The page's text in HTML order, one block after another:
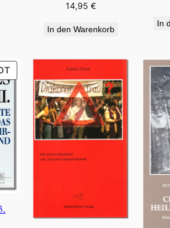
14,95 €
In den Warenkorb
In
PRODUKT
IM
ANGEBOT